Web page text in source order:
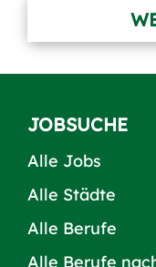
JOBSUCHE
Alle Jobs
Alle Städte
Alle Berufe
Alle Berufe